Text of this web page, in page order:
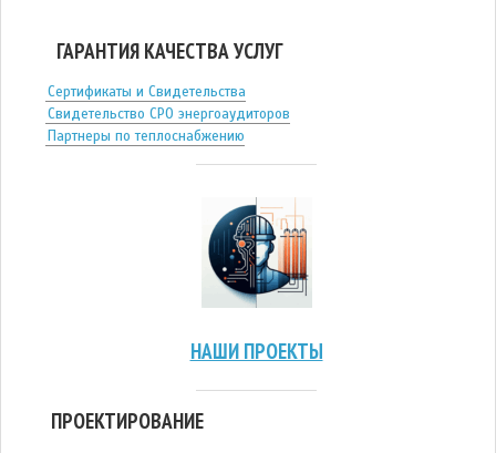
ГАРАНТИЯ КАЧЕСТВА УСЛУГ
Сертификаты и Свидетельства
Свидетельство СРО энергоаудиторов
Партнеры по теплоснабжению
НАШИ ПРОЕКТЫ
ПРОЕКТИРОВАНИЕ